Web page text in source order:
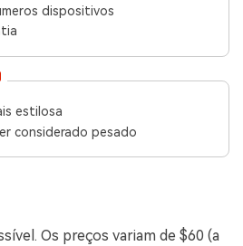
dispositivos
estilosa
considerado pesado
Os preços variam de $60 (a